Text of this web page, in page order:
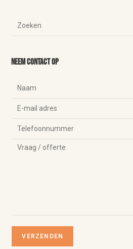
Neem contact op